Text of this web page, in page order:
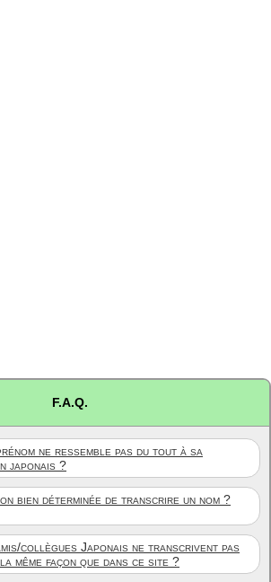
F.A.Q.
ne ressemble pas du tout à sa
japonais ?
bien déterminée de transcrire un nom ?
collègues Japonais ne transcrivent pas
même façon que dans ce site ?